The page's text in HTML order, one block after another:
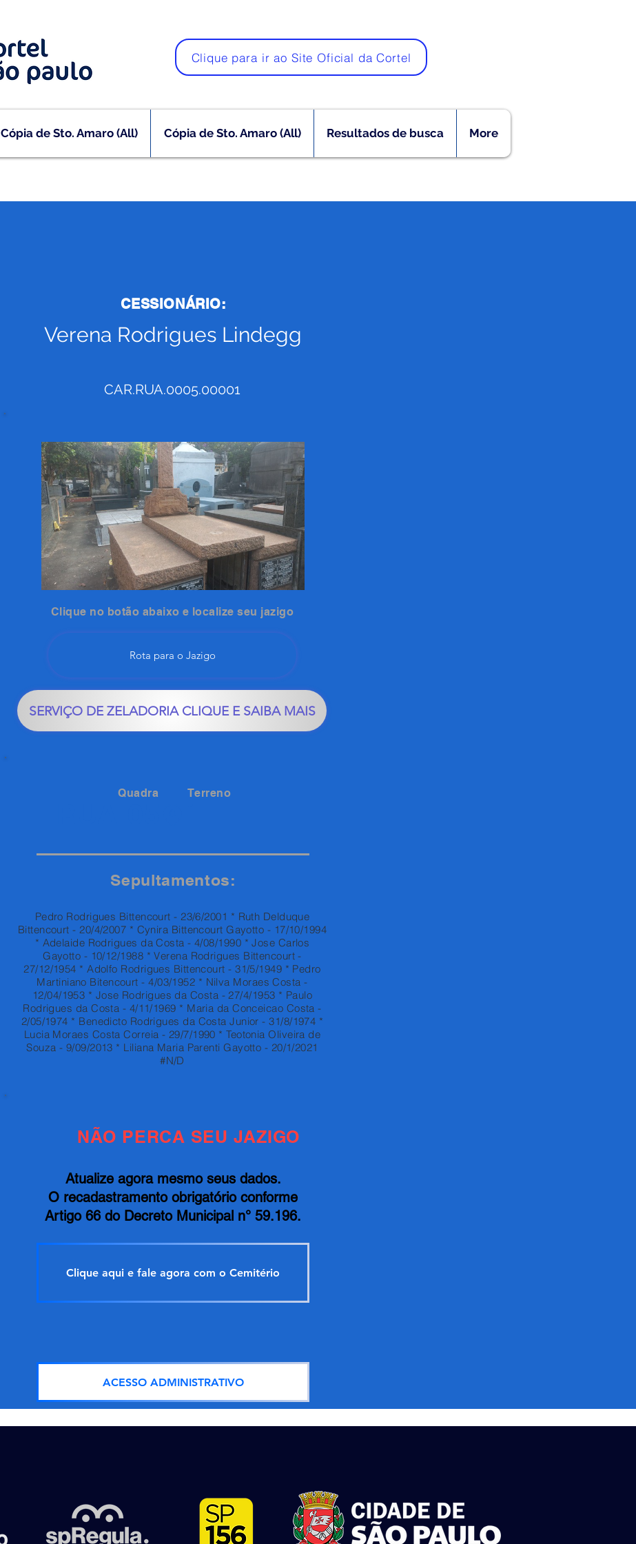
Clique para ir ao Site Oficial da Cortel
Cópia de Sto. Amaro (All) Cópia de Sto. Amaro (All) Resultados de busca More
CESSIONÁRIO:
Verena Rodrigues Lindegg
CAR.RUA.0005.00001
Clique no botão abaixo e localize seu jazigo
Rota para o Jazigo
SERVIÇO DE ZELADORIA CLIQUE E SAIBA MAIS
Quadra Terreno
Sepultamentos:
Pedro Rodrigues Bittencourt - 23/6/2001 * Ruth Delduque
Bittencourt - 20/4/2007 * Cynira Bittencourt Gayotto - 17/10/1994
* Adelaide Rodrigues da Costa - 4/08/1990 * Jose Carlos
Gayotto - 10/12/1988 * Verena Rodrigues Bittencourt -
27/12/1954 * Adolfo Rodrigues Bittencourt - 31/5/1949 * Pedro
Martiniano Bitencourt - 4/03/1952 * Nilva Moraes Costa -
12/04/1953 * Jose Rodrigues da Costa - 27/4/1953 * Paulo
Rodrigues da Costa - 4/11/1969 * Maria da Conceicao Costa -
2/05/1974 * Benedicto Rodrigues da Costa Junior - 31/8/1974 *
Lucia Moraes Costa Correia - 29/7/1990 * Teotonia Oliveira de
Souza - 9/09/2013 * Liliana Maria Parenti Gayotto - 20/1/2021
#N/D
NÃO PERCA SEU JAZIGO
Atualize agora mesmo seus dados.
O recadastramento obrigatório conforme
Artigo 66 do Decreto Municipal n° 59.196.
Clique aqui e fale agora com o Cemitério
ACESSO ADMINISTRATIVO